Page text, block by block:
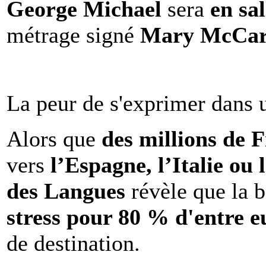
George Michael sera en
métrage signé Mary
La peur de s'exprimer dans
Alors que des millions de
vers l’Espagne, l’Italie ou
des Langues révèle que la
stress pour 80 % d'entre
de destination.